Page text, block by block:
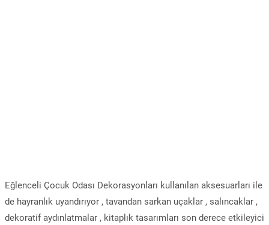
Eğlenceli Çocuk Odası Dekorasyonları kullanılan aksesuarları ile
de hayranlık uyandırıyor , tavandan sarkan uçaklar , salıncaklar ,
dekoratif aydınlatmalar , kitaplık tasarımları son derece etkileyici